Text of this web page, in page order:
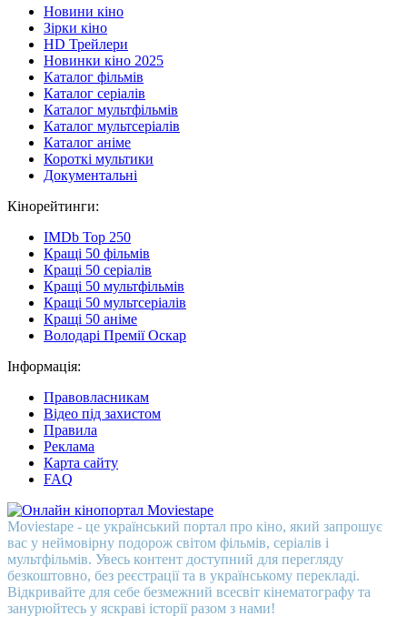
Новини кіно
Зірки кіно
HD Трейлери
Новинки кіно 2025
Каталог фільмів
Каталог серіалів
Каталог мультфільмів
Каталог мультсеріалів
Каталог аніме
Короткі мультики
Документальні
Кінорейтинги:
IMDb Top 250
Кращі 50 фільмів
Кращі 50 серіалів
Кращі 50 мультфільмів
Кращі 50 мультсеріалів
Кращі 50 аніме
Володарі Премії Оскар
Інформація:
Правовласникам
Відео під захистом
Правила
Реклама
Карта сайту
FAQ
Moviestape - це український портал про кіно, який запрошує
вас у неймовірну подорож світом фільмів, серіалів і
мультфільмів. Увесь контент доступний для перегляду
безкоштовно, без реєстрації та в українському перекладі.
Відкривайте для себе безмежний всесвіт кінематографу та
занурюйтесь у яскраві історії разом з нами!